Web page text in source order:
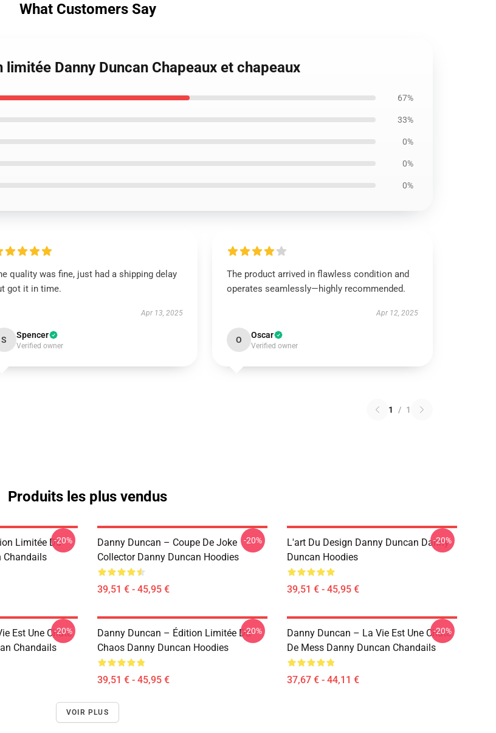
What Customers Say
Danny Duncan Chapeaux et chapeaux
67%
33%
0%
0%
0%
quality was fine, just had a shipping delay
got it in time.
Apr 13, 2025
S Spencer
Verified owner
The product arrived in flawless condition and
operates seamlessly—highly recommended.
Apr 12, 2025
O Oscar
Verified owner
1 / 1
Produits les plus vendus
Limitée Du
Chandails
-20%
Danny Duncan – Coupe De Joke
Collector Danny Duncan Hoodies
39,51 € - 45,95 €
-20%
L'art Du Design Danny Duncan Danny
Duncan Hoodies
39,51 € - 45,95 €
-20%
Est Une Chute
Chandails
-20%
Danny Duncan – Édition Limitée Du
Chaos Danny Duncan Hoodies
39,51 € - 45,95 €
-20%
Danny Duncan – La Vie Est Une Chute
De Mess Danny Duncan Chandails
37,67 € - 44,11 €
-20%
VOIR PLUS